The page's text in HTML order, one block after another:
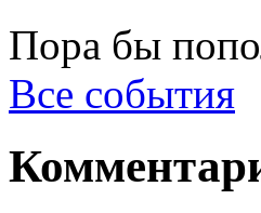
Пора бы
Все события